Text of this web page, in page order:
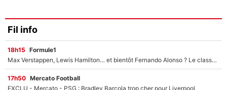
Fil info
18h15 Formule1
Max Verstappen, Lewis Hamilton… et bientôt Fernando Alonso ? Le classement des pilotes les mieux payés en Formule 1 risque de changer !
17h50 Mercato Football
EXCLU - Mercato - PSG : Bradley Barcola trop cher pour Liverpool